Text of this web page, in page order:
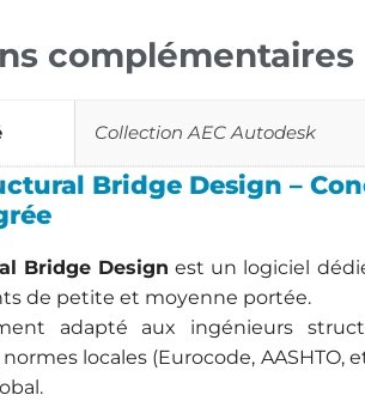
complémentaires
Collection AEC Autodesk
Bridge Design –
Bridge Design est un logiciel
de petite et moyenne portée.
adapté aux ingénieurs
locales (Eurocode,